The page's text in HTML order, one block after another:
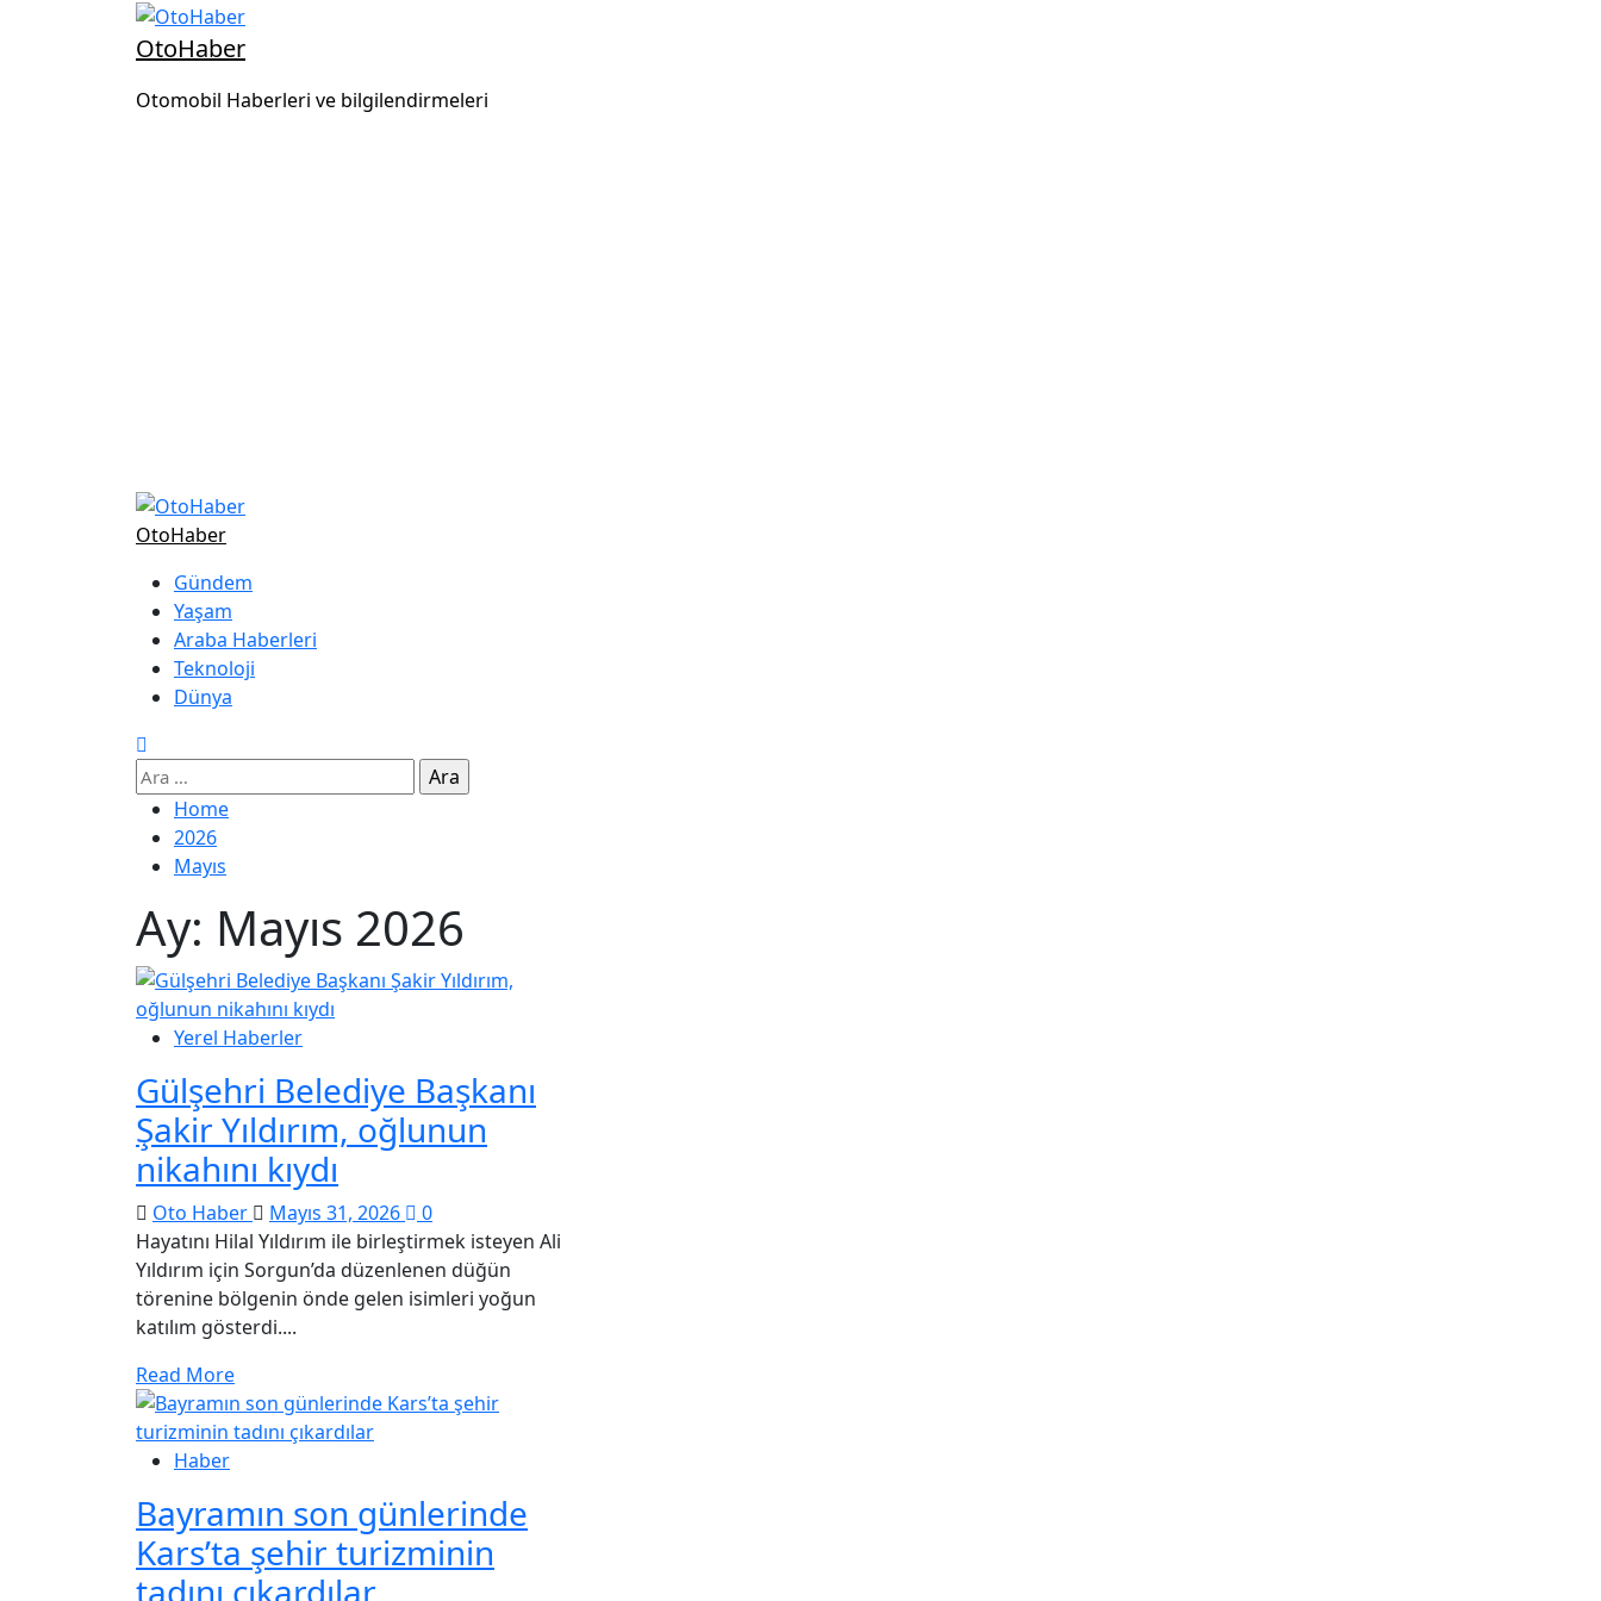
OtoHaber
Otomobil Haberleri ve bilgilendirmeleri
OtoHaber
Gündem
Yaşam
Araba Haberleri
Teknoloji
Dünya
Home
2026
Mayıs
Ay: Mayıs 2026
Yerel Haberler
Gülşehri Belediye Başkanı
Şakir Yıldırım, oğlunun
nikahını kıydı
Oto Haber Mayıs 31, 2026
0
Hayatını Hilal Yıldırım ile birleştirmek isteyen Ali
Yıldırım için Sorgun’da düzenlenen düğün
törenine bölgenin önde gelen isimleri yoğun
katılım gösterdi....
Read More
Haber
Bayramın son günlerinde
Kars’ta şehir turizminin